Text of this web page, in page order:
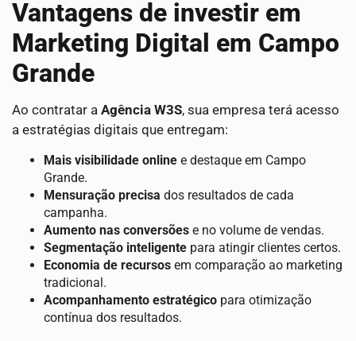
Vantagens de investir em
Marketing Digital em Campo
Grande
Ao contratar a Agência W3S, sua empresa terá acesso
a estratégias digitais que entregam:
Mais visibilidade online e destaque em Campo
Grande.
Mensuração precisa dos resultados de cada
campanha.
Aumento nas conversões e no volume de vendas.
Segmentação inteligente para atingir clientes certos.
Economia de recursos em comparação ao marketing
tradicional.
Acompanhamento estratégico para otimização
contínua dos resultados.